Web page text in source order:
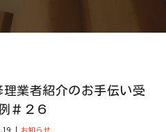
業者紹介のお手伝い受
＃２６
お知らせ